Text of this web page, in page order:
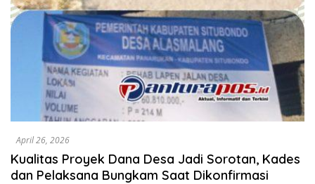
April 26, 2026
Kualitas Proyek Dana Desa Jadi Sorotan, Kades
dan Pelaksana Bungkam Saat Dikonfirmasi